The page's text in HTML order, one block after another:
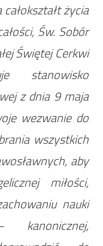
życia
Św. Sobór
Świętej Cerkwi
stanowisko
z dnia 9 maja
wezwanie do
wszystkich
aby
miłości,
nauki